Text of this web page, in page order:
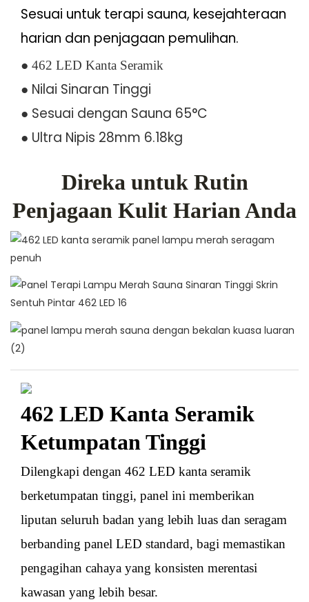
Sesuai untuk terapi sauna, kesejahteraan
harian dan penjagaan pemulihan.
● 462 LED Kanta Seramik
● Nilai Sinaran Tinggi
● Sesuai dengan Sauna 65°C
● Ultra Nipis 28mm 6.18kg
Direka untuk Rutin
Penjagaan Kulit Harian Anda
462 LED Kanta Seramik
Ketumpatan Tinggi
Dilengkapi dengan 462 LED kanta seramik
berketumpatan tinggi, panel ini memberikan
liputan seluruh badan yang lebih luas dan seragam
berbanding panel LED standard, bagi memastikan
pengagihan cahaya yang konsisten merentasi
kawasan yang lebih besar.